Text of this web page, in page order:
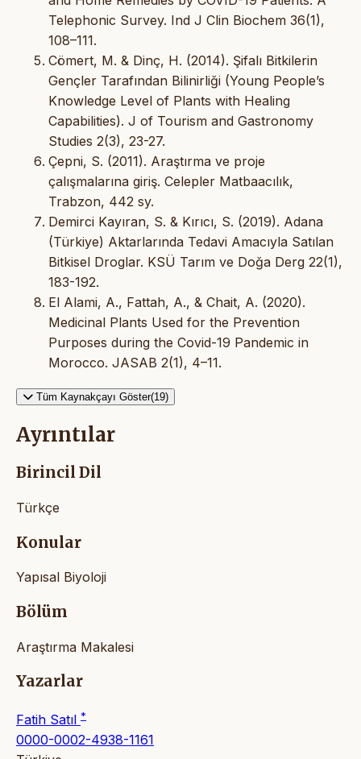
Telephonic Survey. Ind J Clin Biochem 36(1),
108–111.
Cömert, M. & Dinç, H. (2014). Şifalı Bitkilerin
Gençler Tarafından Bilinirliği (Young People’s
Knowledge Level of Plants with Healing
Capabilities). J of Tourism and Gastronomy
Studies 2(3), 23-27.
Çepni, S. (2011). Araştırma ve proje
çalışmalarına giriş. Celepler Matbaacılık,
Trabzon, 442 sy.
Demirci Kayıran, S. & Kırıcı, S. (2019). Adana
(Türkiye) Aktarlarında Tedavi Amacıyla Satılan
Bitkisel Droglar. KSÜ Tarım ve Doğa Derg 22(1),
183-192.
El Alami, A., Fattah, A., & Chait, A. (2020).
Medicinal Plants Used for the Prevention
Purposes during the Covid-19 Pandemic in
Morocco. JASAB 2(1), 4–11.
Tüm Kaynakçayı Göster(19)
Ayrıntılar
Birincil Dil
Türkçe
Konular
Yapısal Biyoloji
Bölüm
Araştırma Makalesi
Yazarlar
Fatih Satıl *
0000-0002-4938-1161